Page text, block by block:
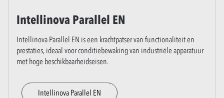
Intellinova Parallel EN
Intellinova Parallel EN is een krachtpatser van functionaliteit en
prestaties, ideaal voor conditiebewaking van industriële apparatuur
met hoge beschikbaarheidseisen.
Intellinova Parallel EN